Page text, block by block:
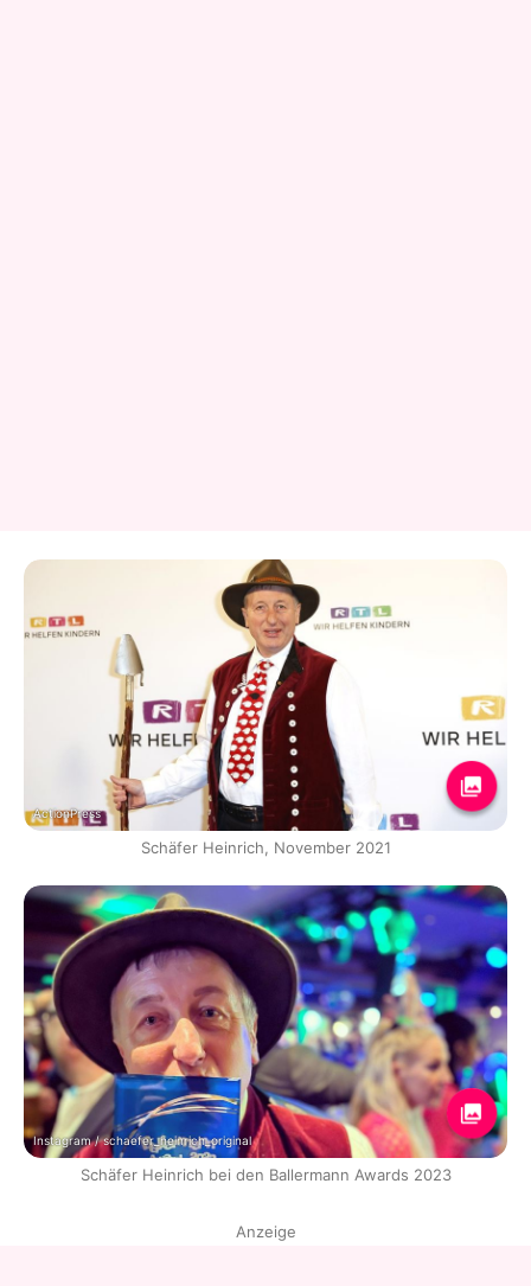
ActionPress
Schäfer Heinrich, November 2021
Instagram / schaefer_heinrich_original
Schäfer Heinrich bei den Ballermann Awards 2023
Anzeige